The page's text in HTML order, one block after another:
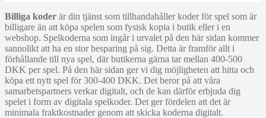
Billiga koder är din tjänst som tillhandahåller koder för spel som är
billigare än att köpa spelen som fysisk kopia i butik eller i en
webshop. Spelkoderna som ingår i urvalet på den här sidan kommer
sannolikt att ha en stor besparing på sig. Detta är framför allt i
förhållande till nya spel, där butikerna gärna tar mellan 400-500
DKK per spel. På den här sidan ger vi dig möjligheten att hitta och
köpa ett nytt spel för 300-400 DKK. Det beror på att våra
samarbetspartners verkar digitalt, och de kan därför erbjuda dig
spelet i form av digitala spelkoder. Det ger fördelen att det är
minimala fraktkostnader genom att skicka koderna digitalt.